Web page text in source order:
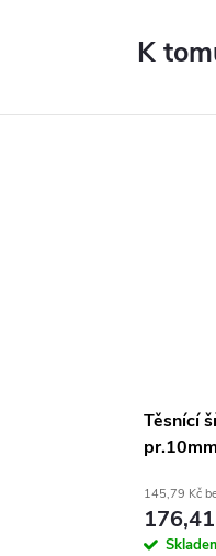
K
Těsnící
145,79 Kč